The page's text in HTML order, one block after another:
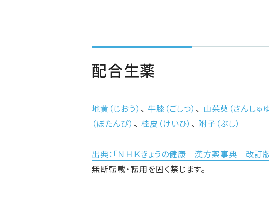
配合生薬
地黄（じおう） 、 牛膝（ごしつ） 、 山茱萸（さんしゅゆ
（ぼたんぴ） 、 桂皮（けいひ） 、 附子（ぶし）
出典：「ＮＨＫきょうの健康 漢方薬事典 改訂
無断転載・転用を固く禁じます。